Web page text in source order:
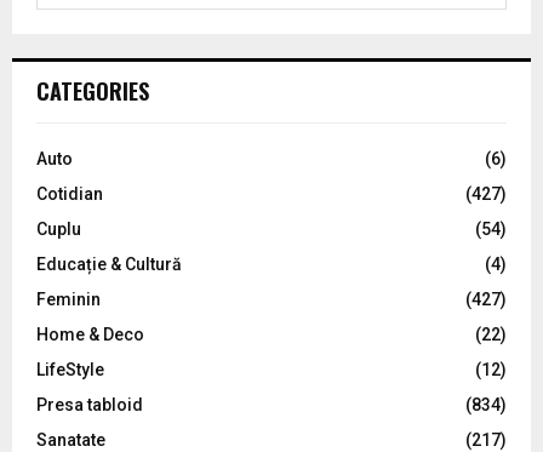
h
o
:
C
CATEGORIES
Auto
(6)
Cotidian
(427)
Cuplu
(54)
Educație & Cultură
(4)
Feminin
(427)
Home & Deco
(22)
LifeStyle
(12)
Presa tabloid
(834)
Sanatate
(217)